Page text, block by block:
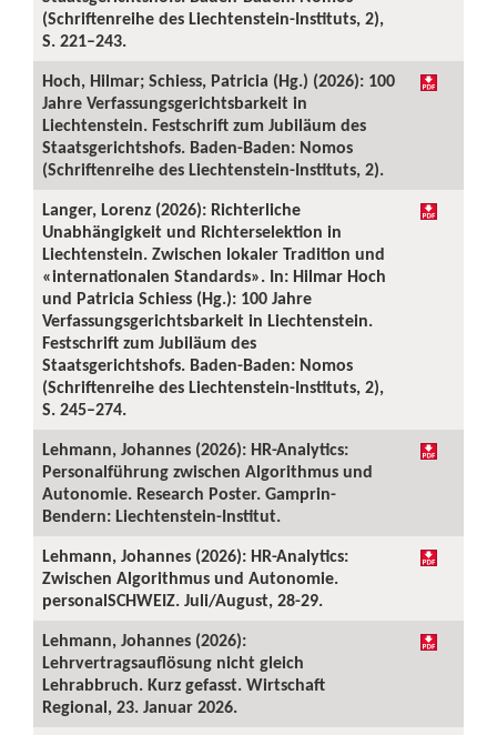
(Schriftenreihe des Liechtenstein-Instituts, 2),
S. 221–243.
Hoch, Hilmar; Schiess, Patricia (Hg.) (2026): 100
Jahre Verfassungsgerichtsbarkeit in
Liechtenstein. Festschrift zum Jubiläum des
Staatsgerichtshofs. Baden-Baden: Nomos
(Schriftenreihe des Liechtenstein-Instituts, 2).
Langer, Lorenz (2026): Richterliche
Unabhängigkeit und Richterselektion in
Liechtenstein. Zwischen lokaler Tradition und
«internationalen Standards». In: Hilmar Hoch
und Patricia Schiess (Hg.): 100 Jahre
Verfassungsgerichtsbarkeit in Liechtenstein.
Festschrift zum Jubiläum des
Staatsgerichtshofs. Baden-Baden: Nomos
(Schriftenreihe des Liechtenstein-Instituts, 2),
S. 245–274.
Lehmann, Johannes (2026): HR-Analytics:
Personalführung zwischen Algorithmus und
Autonomie. Research Poster. Gamprin-
Bendern: Liechtenstein-Institut.
Lehmann, Johannes (2026): HR-Analytics:
Zwischen Algorithmus und Autonomie.
personalSCHWEIZ. Juli/August, 28-29.
Lehmann, Johannes (2026):
Lehrvertragsauflösung nicht gleich
Lehrabbruch. Kurz gefasst. Wirtschaft
Regional, 23. Januar 2026.